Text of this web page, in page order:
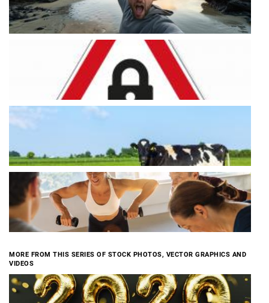
MORE FROM THIS SERIES OF STOCK PHOTOS, VECTOR GRAPHICS AND
VIDEOS